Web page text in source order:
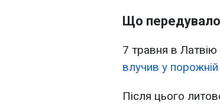
Що передувало
7 травня в Латвію
влучив у
Після цього